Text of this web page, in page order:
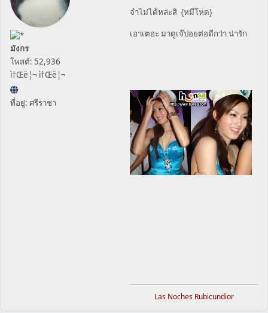
มังกร
โพสต์: 52,936
ì†Œë¦¬ ì†Œë¦¬
ที่อยู่: ศรีราชา
จำไม่ได้หล่ะสิ {หมีโหด}
เอาเตอะ มาดูเจ๊ปอยต่อดีกว่า น่ารัก
Las Noches Rubicundior